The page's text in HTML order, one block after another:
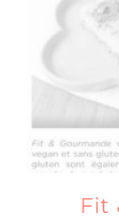
Produits sains
Click and
Traiteur
Fit